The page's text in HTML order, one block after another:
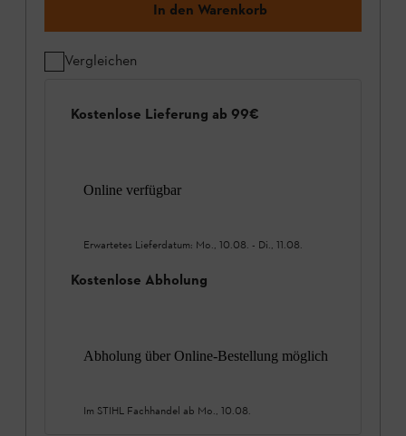
In den Warenkorb
Vergleichen
Kostenlose Lieferung ab 99€
Online verfügbar
Erwartetes Lieferdatum: Mo., 10.08. - Di., 11.08.
Kostenlose Abholung
Abholung über Online-Bestellung möglich
Im STIHL Fachhandel ab Mo., 10.08.